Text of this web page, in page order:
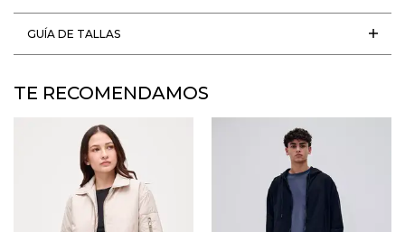
GUÍA DE TALLAS
TE RECOMENDAMOS